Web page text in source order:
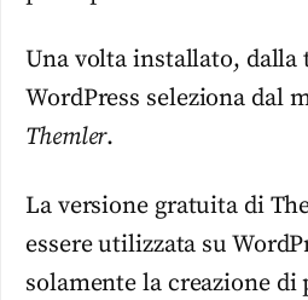
Una volta installato, dalla
WordPress seleziona dal
Themler.
La versione gratuita di
essere utilizzata su
solamente la creazione